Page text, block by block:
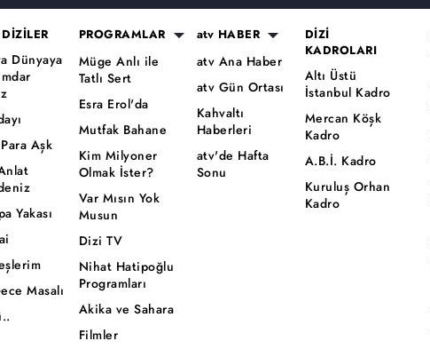
Dünyaya
Aşk
Yakası
Masalı
PROGRAMLAR
Müge Anlı ile
Tatlı Sert
Esra Erol'da
Mutfak Bahane
Kim Milyoner
Olmak İster?
Var Mısın Yok
Musun
Dizi TV
Nihat Hatipoğlu
Programları
Akika ve Sahara
Filmler
atv HABER
atv Ana Haber
atv Gün Ortası
Kahvaltı
Haberleri
atv'de Hafta
Sonu
DİZİ
KADROLARI
Altı Üstü
İstanbul Kadro
Mercan Köşk
Kadro
A.B.İ. Kadro
Kuruluş Orhan
Kadro